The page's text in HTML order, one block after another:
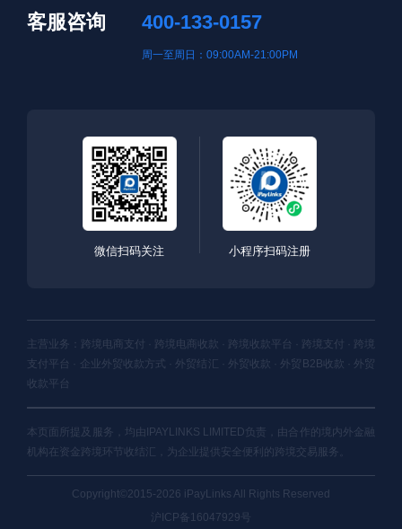
客服咨询 400-133-0157
周一至周日：09:00AM-21:00PM
微信扫码关注 小程序扫码注册
主营业务：跨境电商支付 · 跨境电商收款 · 跨境收款平台 · 跨境支付 · 跨境
支付平台 · 企业外贸收款方式 · 外贸结汇 · 外贸收款 · 外贸B2B收款 · 外贸
收款平台
本页面所提及服务，均由IPAYLINKS LIMITED负责，由合作的境内外金融
机构在资金跨境环节收结汇，为企业提供安全便利的跨境交易服务。
Copyright©2015-2026 iPayLinks All Rights Reserved
沪ICP备16047929号